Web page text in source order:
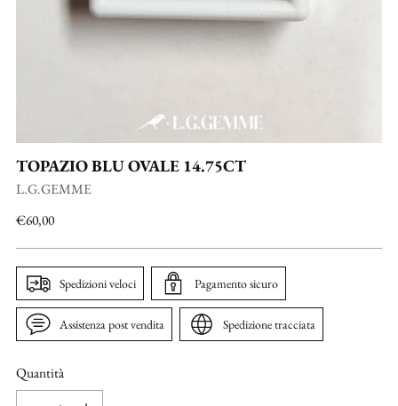
TOPAZIO BLU OVALE 14.75CT
L.G.GEMME
Prezzo
€60,00
Spedizioni veloci Pagamento sicuro
Assistenza post vendita Spedizione tracciata
Quantità